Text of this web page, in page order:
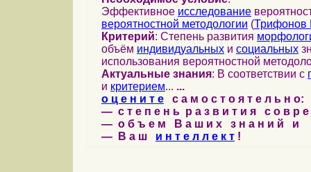
Эффективное исследование
вероятностной методологии (Трифонов
Критерий: Степень развития
объём индивидуальных и социальных
использования вероятностной
Актуальные знания: В соответствии с
и критерием... ...
о ц е н и т е с а м о с т о я т е л ь н о:
— с т е п е н ь р а з в и т и я с о в р
— о б ъ е м В а ш и х з н а н и й и
— В а ш и н т е л л е к т !